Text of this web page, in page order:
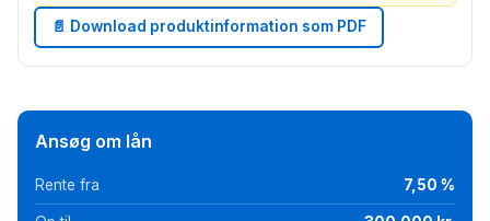
📄 Download produktinformation som PDF
Ansøg om lån
Rente fra 7,50 %